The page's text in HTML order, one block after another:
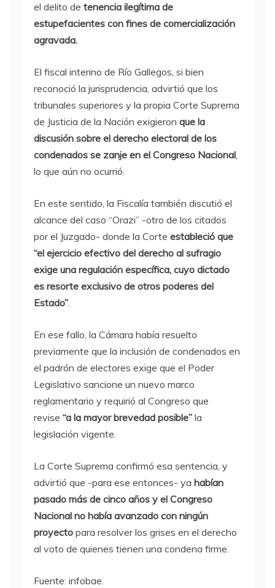
el delito de tenencia ilegítima de
estupefacientes con fines de comercialización
agravada.
El fiscal interino de Río Gallegos, si bien
reconoció la jurisprudencia, advirtió que los
tribunales superiores y la propia Corte Suprema
de Justicia de la Nación exigieron que la
discusión sobre el derecho electoral de los
condenados se zanje en el Congreso Nacional,
lo que aún no ocurrió.
En este sentido, la Fiscalía también discutió el
alcance del caso “Orazi” -otro de los citados
por el Juzgado- donde la Corte estableció que
“el ejercicio efectivo del derecho al sufragio
exige una regulación específica, cuyo dictado
es resorte exclusivo de otros poderes del
Estado”.
En ese fallo, la Cámara había resuelto
previamente que la inclusión de condenados en
el padrón de electores exige que el Poder
Legislativo sancione un nuevo marco
reglamentario y requirió al Congreso que
revise “a la mayor brevedad posible” la
legislación vigente.
La Corte Suprema confirmó esa sentencia, y
advirtió que -para ese entonces- ya habían
pasado más de cinco años y el Congreso
Nacional no había avanzado con ningún
proyecto para resolver los grises en el derecho
al voto de quienes tienen una condena firme.
Fuente: infobae.